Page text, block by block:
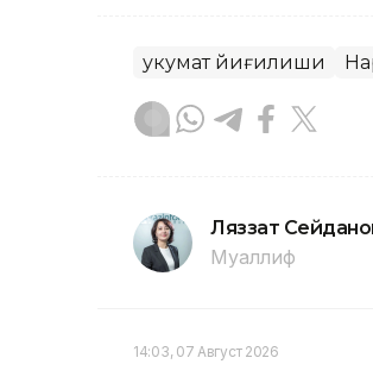
Ҳукумат йиғилиши
Ляззат
Муаллиф
14:03, 07 Август 2026